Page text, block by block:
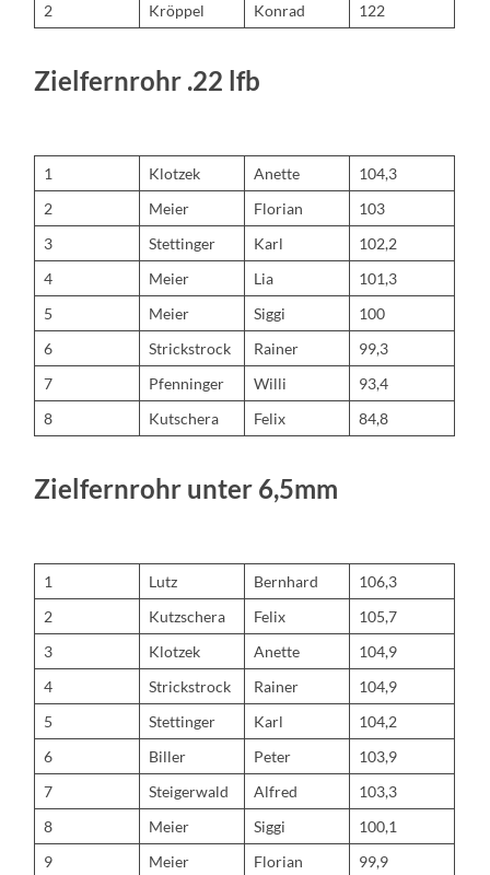
2
Kröppel Konrad 122
Zielfernrohr .22 lfb
1 Klotzek Anette
104,3
2
Meier Florian
103
3
Stettinger Karl
102,2
4
Meier Lia
101,3
5
Meier Siggi
100
6
Strickstrock Rainer
99,3
7
Pfenninger Willi
93,4
8
Kutschera Felix 84,8
Zielfernrohr unter 6,5mm
1 Lutz Bernhard
106,3
2
Kutzschera Felix
105,7
3
Klotzek Anette
104,9
4
Strickstrock Rainer
104,9
5
Stettinger Karl
104,2
6
Biller Peter
103,9
7
Steigerwald Alfred
103,3
8
Meier Siggi
100,1
9
Meier Florian
99,9